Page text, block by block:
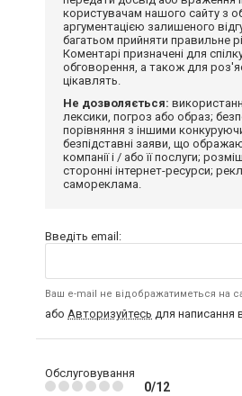
користувачам нашого сайту з
аргументацією залишеного
багатьом прийняти правильне
Коментарі призначені для
обговорення, а також для
цікавлять.
Не дозволяється:
лексики, погроз або образ;
порівняння з іншими
безпідставні заяви, що
компанії і / або її послуги;
сторонні інтернет-ресурси;
самореклама.
Введіть email:
Ваш e-mail не відображатиметься на
або Авторизуйтесь для написання
Обслуговування
0/12